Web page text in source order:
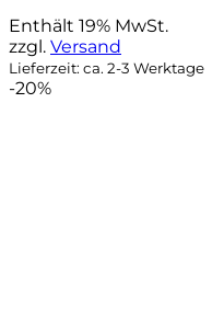
war:
28,95 €
ist:
Enthält 19% MwSt.
zzgl. Versand
Lieferzeit: ca. 2-3 Werktage
-20%